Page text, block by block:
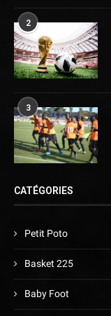
2
3
CATÉGORIES
Petit Poto
Basket 225
Baby Foot